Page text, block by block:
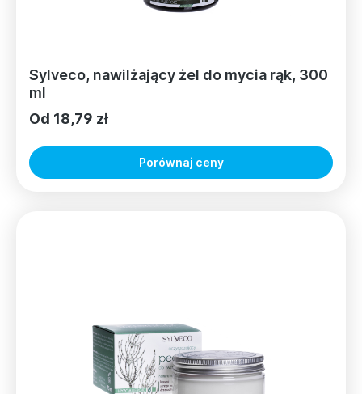
Sylveco, nawilżający żel do mycia rąk, 300
ml
Od 18,79 zł
Porównaj ceny